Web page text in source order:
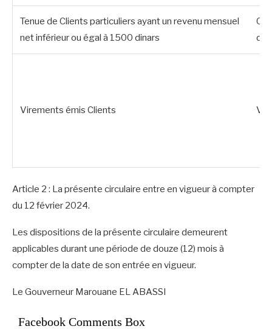
Tenue de Clients particuliers ayant un revenu mensuel
net inférieur ou égal à 1500 dinars
Virements émis Clients
Article 2 : La présente circulaire entre en vigueur à compter
du 12 février 2024.
Les dispositions de la présente circulaire demeurent
applicables durant une période de douze (12) mois à
compter de la date de son entrée en vigueur.
Le Gouverneur Marouane EL ABASSI
Facebook Comments Box